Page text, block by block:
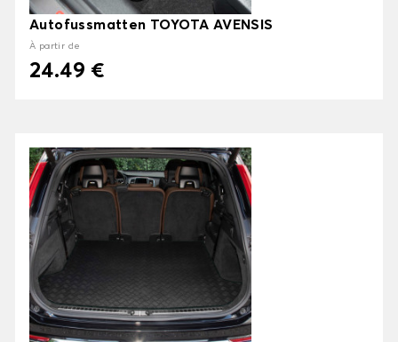
Autofussmatten TOYOTA AVENSIS
À partir de
24.49 €